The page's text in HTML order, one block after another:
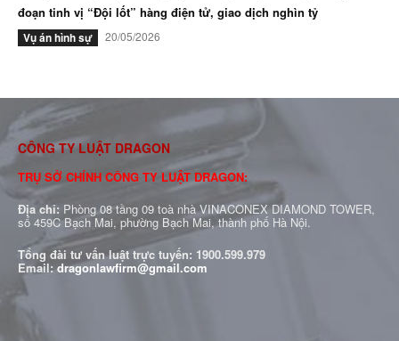
đoạn tinh vị “Đội lốt” hàng điện tử, giao dịch nghìn tỷ
Vụ án hình sự 20/05/2026
CÔNG TY LUẬT DRAGON
TRỤ SỞ CHÍNH CÔNG TY LUẬT DRAGON:
Địa chỉ: Phòng 08 tầng 09 toà nhà VINACONEX DIAMOND TOWER,
số 459C Bạch Mai, phường Bạch Mai, thành phố Hà Nội.
Tổng đài tư vấn luật trực tuyến: 1900.599.979
Email:dragonlawfirm@gmail.com